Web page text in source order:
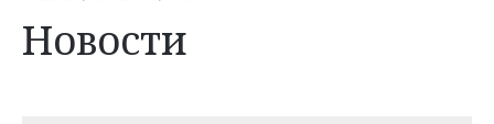
Новости